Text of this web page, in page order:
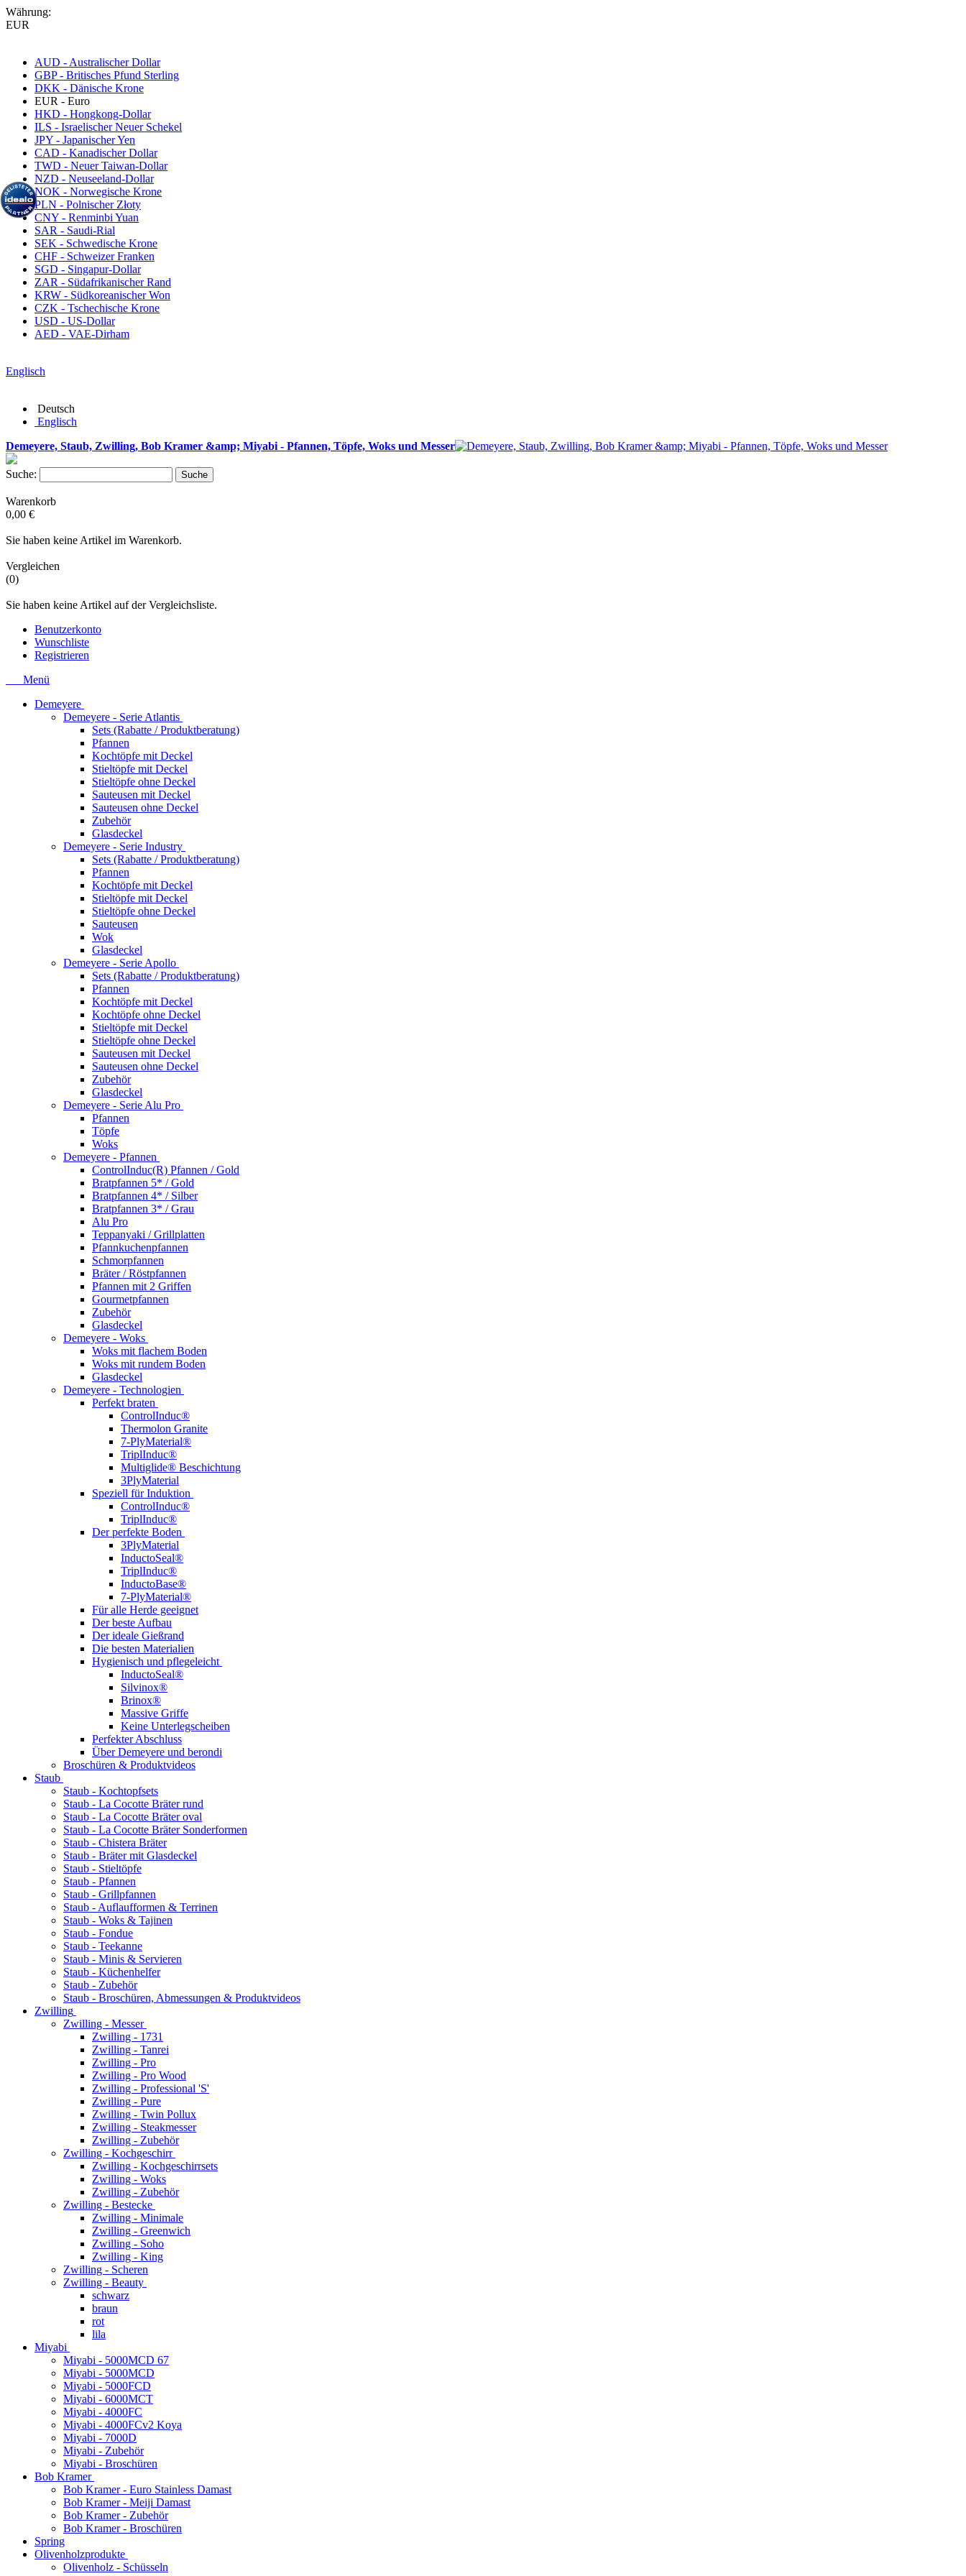
Währung:
EUR
AUD - Australischer Dollar
GBP - Britisches Pfund Sterling
DKK - Dänische Krone
EUR - Euro
HKD - Hongkong-Dollar
ILS - Israelischer Neuer Schekel
JPY - Japanischer Yen
CAD - Kanadischer Dollar
TWD - Neuer Taiwan-Dollar
NZD - Neuseeland-Dollar
NOK - Norwegische Krone
PLN - Polnischer Złoty
CNY - Renminbi Yuan
SAR - Saudi-Rial
SEK - Schwedische Krone
CHF - Schweizer Franken
SGD - Singapur-Dollar
ZAR - Südafrikanischer Rand
KRW - Südkoreanischer Won
CZK - Tschechische Krone
USD - US-Dollar
AED - VAE-Dirham
Englisch
Deutsch
Englisch
Demeyere, Staub, Zwilling, Bob Kramer &amp; Miyabi - Pfannen, Töpfe, Woks und Messer
Suche: Suche
Warenkorb
0,00 €
Sie haben keine Artikel im Warenkorb.
Vergleichen
(0)
Sie haben keine Artikel auf der Vergleichsliste.
Benutzerkonto
Wunschliste
Registrieren
Menü
Demeyere
Demeyere - Serie Atlantis
Sets (Rabatte / Produktberatung)
Pfannen
Kochtöpfe mit Deckel
Stieltöpfe mit Deckel
Stieltöpfe ohne Deckel
Sauteusen mit Deckel
Sauteusen ohne Deckel
Zubehör
Glasdeckel
Demeyere - Serie Industry
Sets (Rabatte / Produktberatung)
Pfannen
Kochtöpfe mit Deckel
Stieltöpfe mit Deckel
Stieltöpfe ohne Deckel
Sauteusen
Wok
Glasdeckel
Demeyere - Serie Apollo
Sets (Rabatte / Produktberatung)
Pfannen
Kochtöpfe mit Deckel
Kochtöpfe ohne Deckel
Stieltöpfe mit Deckel
Stieltöpfe ohne Deckel
Sauteusen mit Deckel
Sauteusen ohne Deckel
Zubehör
Glasdeckel
Demeyere - Serie Alu Pro
Pfannen
Töpfe
Woks
Demeyere - Pfannen
ControlInduc(R) Pfannen / Gold
Bratpfannen 5* / Gold
Bratpfannen 4* / Silber
Bratpfannen 3* / Grau
Alu Pro
Teppanyaki / Grillplatten
Pfannkuchenpfannen
Schmorpfannen
Bräter / Röstpfannen
Pfannen mit 2 Griffen
Gourmetpfannen
Zubehör
Glasdeckel
Demeyere - Woks
Woks mit flachem Boden
Woks mit rundem Boden
Glasdeckel
Demeyere - Technologien
Perfekt braten
ControlInduc®
Thermolon Granite
7-PlyMaterial®
TriplInduc®
Multiglide® Beschichtung
3PlyMaterial
Speziell für Induktion
ControlInduc®
TriplInduc®
Der perfekte Boden
3PlyMaterial
InductoSeal®
TriplInduc®
InductoBase®
7-PlyMaterial®
Für alle Herde geeignet
Der beste Aufbau
Der ideale Gießrand
Die besten Materialien
Hygienisch und pflegeleicht
InductoSeal®
Silvinox®
Brinox®
Massive Griffe
Keine Unterlegscheiben
Perfekter Abschluss
Über Demeyere und berondi
Broschüren & Produktvideos
Staub
Staub - Kochtopfsets
Staub - La Cocotte Bräter rund
Staub - La Cocotte Bräter oval
Staub - La Cocotte Bräter Sonderformen
Staub - Chistera Bräter
Staub - Bräter mit Glasdeckel
Staub - Stieltöpfe
Staub - Pfannen
Staub - Grillpfannen
Staub - Auflaufformen & Terrinen
Staub - Woks & Tajinen
Staub - Fondue
Staub - Teekanne
Staub - Minis & Servieren
Staub - Küchenhelfer
Staub - Zubehör
Staub - Broschüren, Abmessungen & Produktvideos
Zwilling
Zwilling - Messer
Zwilling - 1731
Zwilling - Tanrei
Zwilling - Pro
Zwilling - Pro Wood
Zwilling - Professional 'S'
Zwilling - Pure
Zwilling - Twin Pollux
Zwilling - Steakmesser
Zwilling - Zubehör
Zwilling - Kochgeschirr
Zwilling - Kochgeschirrsets
Zwilling - Woks
Zwilling - Zubehör
Zwilling - Bestecke
Zwilling - Minimale
Zwilling - Greenwich
Zwilling - Soho
Zwilling - King
Zwilling - Scheren
Zwilling - Beauty
schwarz
braun
rot
lila
Miyabi
Miyabi - 5000MCD 67
Miyabi - 5000MCD
Miyabi - 5000FCD
Miyabi - 6000MCT
Miyabi - 4000FC
Miyabi - 4000FCv2 Koya
Miyabi - 7000D
Miyabi - Zubehör
Miyabi - Broschüren
Bob Kramer
Bob Kramer - Euro Stainless Damast
Bob Kramer - Meiji Damast
Bob Kramer - Zubehör
Bob Kramer - Broschüren
Spring
Olivenholzprodukte
Olivenholz - Schüsseln